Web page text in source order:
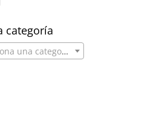
categoría
Selecciona una categoría